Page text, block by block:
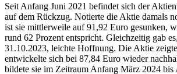
Seit Anfang Juni 2021 befindet sich der
auf dem Rückzug. Notierte die Aktie damals
ist sie mittlerweile auf 91,92 Euro gesunken,
rund 62 Prozent entspricht. Gleichzeitig gab
31.10.2023, leichte Hoffnung. Die Aktie
entwickelte sich bei 87,84 Euro wieder
bildete sie im Zeitraum Anfang März 2024